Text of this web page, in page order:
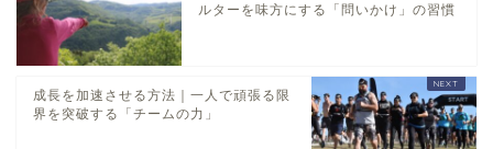
ルターを味方にする「問いかけ」の習慣
成長を加速させる方法｜一人で頑張る限
界を突破する「チームの力」